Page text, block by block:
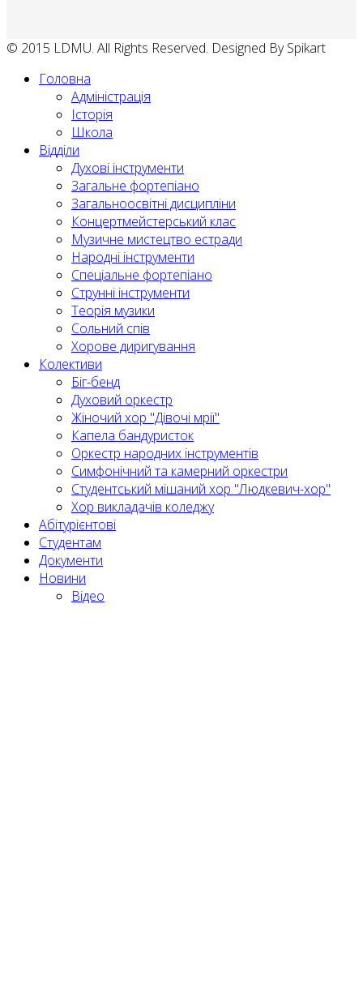
© 2015 LDMU. All Rights Reserved. Designed By Spikart
Головна
Адміністрація
Історія
Школа
Відділи
Духові інструменти
Загальне фортепіано
Загальноосвітні дисципліни
Концертмейстерський клас
Музичне мистецтво естради
Народні інструменти
Спеціальне фортепіано
Струнні інструменти
Теорія музики
Сольний спів
Хорове диригування
Колективи
Біг-бенд
Духовий оркестр
Жіночий хор "Дівочі мрії"
Капела бандуристок
Оркестр народних інструментів
Симфонічний та камерний оркестри
Студентський мішаний хор "Людкевич-хор"
Хор викладачів коледжу
Абітурієнтові
Студентам
Документи
Новини
Відео